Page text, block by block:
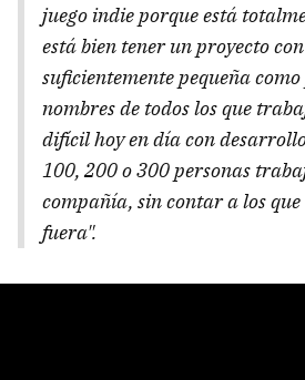
juego indie porque está
está bien tener un proyecto
suficientemente pequeña
nombres de todos los que
difícil hoy en día con
100, 200 o 300 personas
compañía, sin contar a los
fuera".